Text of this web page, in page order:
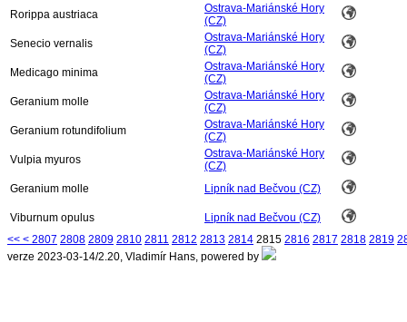
Rorippa austriaca
Ostrava-Mariánské Hory
(CZ)
Senecio vernalis
Ostrava-Mariánské Hory
(CZ)
Medicago minima
Ostrava-Mariánské Hory
(CZ)
Geranium molle
Ostrava-Mariánské Hory
(CZ)
Geranium rotundifolium
Ostrava-Mariánské Hory
(CZ)
Vulpia myuros
Ostrava-Mariánské Hory
(CZ)
Geranium molle
Lipník nad Bečvou (CZ)
Viburnum opulus
Lipník nad Bečvou (CZ)
<< < 2807 2808 2809 2810 2811 2812 2813 2814 2815 2816 2817 2818 2819
verze 2023-03-14/2.20, Vladimír Hans, powered by